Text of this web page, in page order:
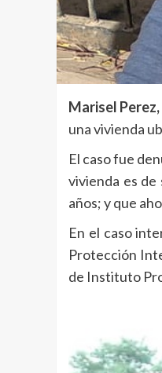
Marisel Perez,
una vivienda
El caso fue
vivienda es
años; y que
En el caso
Protección
de Instituto